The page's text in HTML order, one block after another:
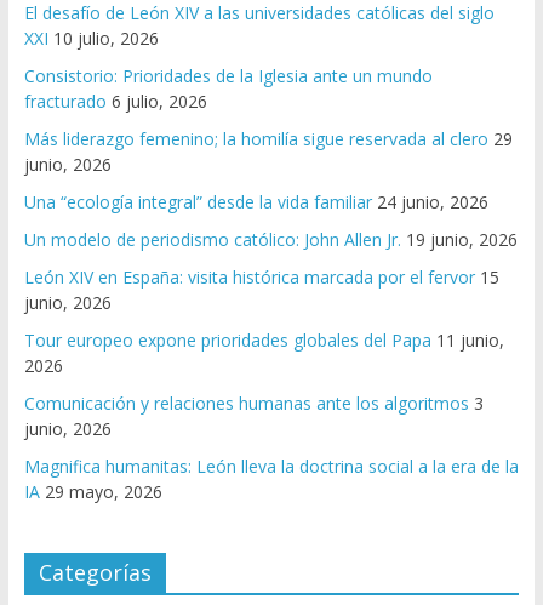
El desafío de León XIV a las universidades católicas del siglo
XXI 10 julio, 2026
Consistorio: Prioridades de la Iglesia ante un mundo
fracturado 6 julio, 2026
Más liderazgo femenino; la homilía sigue reservada al clero 29
junio, 2026
Una “ecología integral” desde la vida familiar 24 junio, 2026
Un modelo de periodismo católico: John Allen Jr. 19 junio, 2026
León XIV en España: visita histórica marcada por el fervor 15
junio, 2026
Tour europeo expone prioridades globales del Papa 11 junio,
2026
Comunicación y relaciones humanas ante los algoritmos 3
junio, 2026
Magnifica humanitas: León lleva la doctrina social a la era de la
IA 29 mayo, 2026
Categorías